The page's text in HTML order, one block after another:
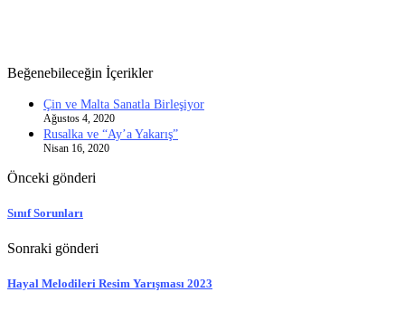
Beğenebileceğin İçerikler
Çin ve Malta Sanatla Birleşiyor
Ağustos 4, 2020
Rusalka ve “Ay’a Yakarış”
Nisan 16, 2020
Önceki gönderi
Sınıf Sorunları
Sonraki gönderi
Hayal Melodileri Resim Yarışması 2023